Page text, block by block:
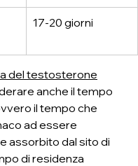
17-20 giorni
del testosterone
anche il tempo
il tempo che
ad essere
assorbito dal sito di
di residenza